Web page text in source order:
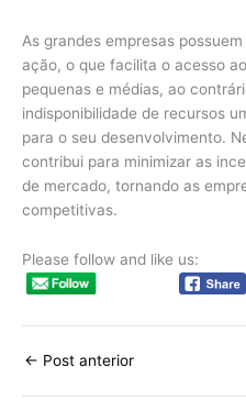
As grandes empresas
ação, o que facilita o acesso
pequenas e médias, ao
indisponibilidade de recursos
para o seu desenvolvimento.
contribui para minimizar as
de mercado, tornando as
competitivas.
Please follow and like us:
← Post anterior